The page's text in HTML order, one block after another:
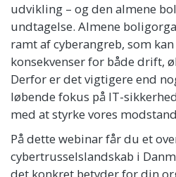
udvikling – og den almene
undtagelse. Almene
ramt af cyberangreb, som
konsekvenser for både drift,
Derfor er det vigtigere end
løbende fokus på IT-
med at styrke vores
På dette webinar får du et
cybertrusselslandskab i